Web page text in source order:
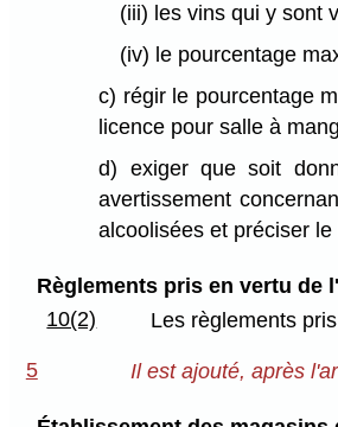
(iii) les vins qui y sont
(iv) le pourcentage
c) régir le pourcentage
licence pour salle à
d) exiger que soit
avertissement
alcoolisées et préciser
Règlements pris en vertu de
10(2)
Les règlements
5 Il est ajouté, après